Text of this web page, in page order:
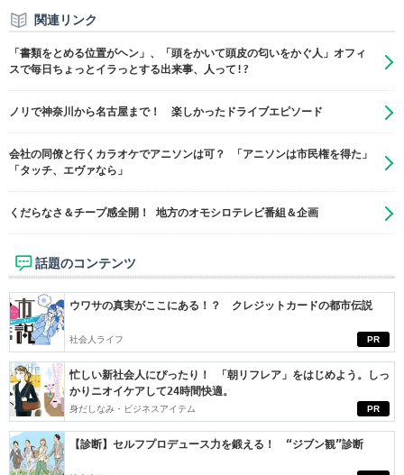
関連リンク
「書類をとめる位置がヘン」、「頭をかいて頭皮の匂いをかぐ人」オフィ
スで毎日ちょっとイラっとする出来事、人って!?
ノリで神奈川から名古屋まで！ 楽しかったドライブエピソード
会社の同僚と行くカラオケでアニソンは可？ 「アニソンは市民権を得た」
「タッチ、エヴァなら」
くだらなさ＆チープ感全開！ 地方のオモシロテレビ番組＆企画
話題のコンテンツ
PR
ウワサの真実がここにある！？ クレジットカードの都市伝説
社会人ライフ
PR
忙しい新社会人にぴったり！ 「朝リフレア」をはじめよう。しっ
かりニオイケアして24時間快適。
身だしなみ・ビジネスアイテム
【診断】セルフプロデュース力を鍛える！ “ジブン観”診断